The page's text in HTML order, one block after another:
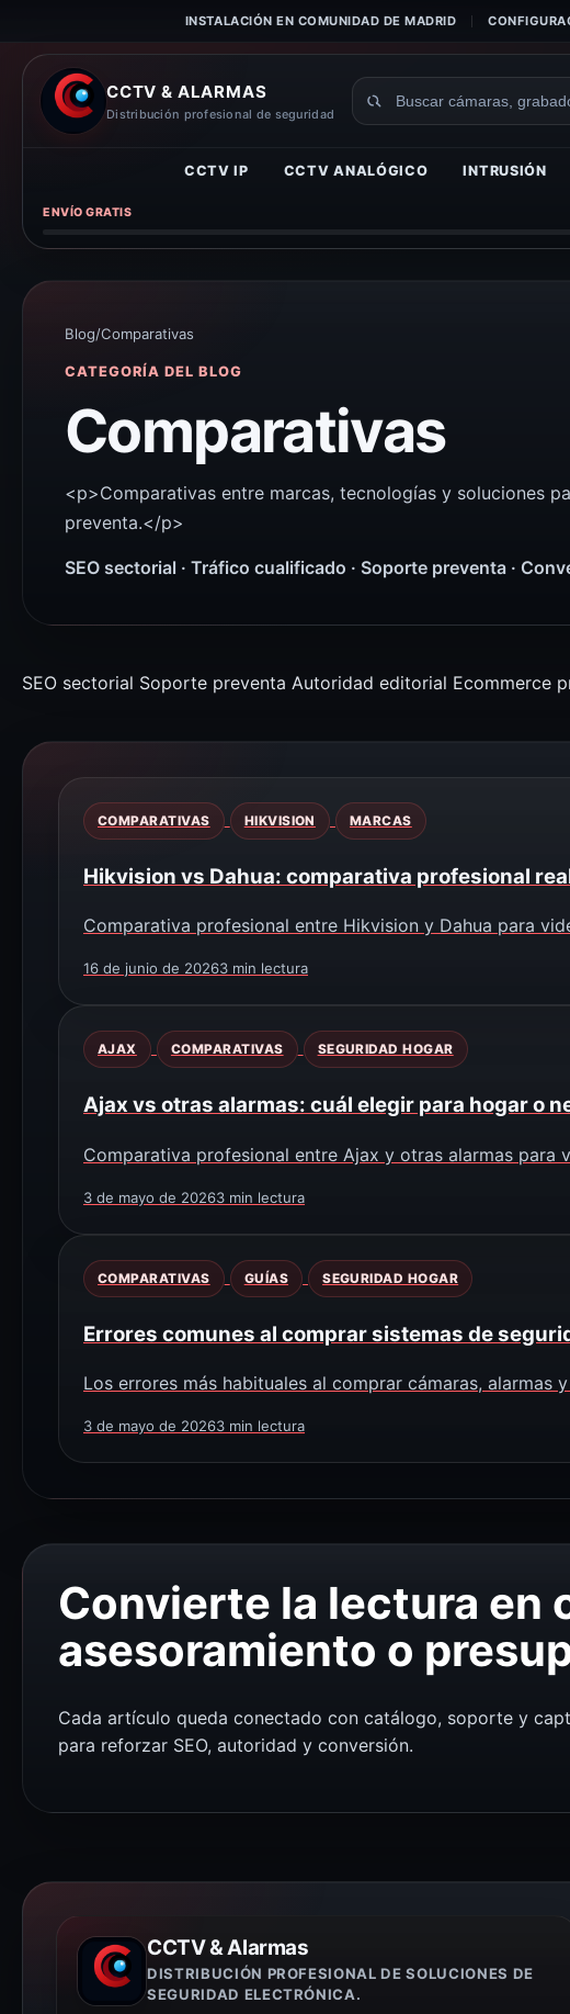
INSTALACIÓN EN COMUNIDAD DE MADRID
CCTV & ALARMAS
Distribución profesional de seguridad
Buscar
CCTV IP CCTV ANALÓGICO INTRUSIÓN
ENVÍO GRATIS
Blog/Comparativas
CATEGORÍA DEL BLOG
Comparativas
<p>Comparativas entre marcas, tecnologías y soluciones
preventa.</p>
SEO sectorial · Tráfico cualificado · Soporte preventa ·
SEO sectorial Soporte preventa Autoridad editorial Ecommerce
COMPARATIVAS HIKVISION MARCAS
Hikvision vs Dahua: comparativa profesional
Comparativa profesional entre Hikvision y Dahua para
16 de junio de 20263 min lectura
AJAX COMPARATIVAS SEGURIDAD HOGAR
Ajax vs otras alarmas: cuál elegir para hogar o
Comparativa profesional entre Ajax y otras alarmas
3 de mayo de 20263 min lectura
COMPARATIVAS GUÍAS SEGURIDAD HOGAR
Errores comunes al comprar sistemas de
Los errores más habituales al comprar cámaras,
3 de mayo de 20263 min lectura
Convierte la lectura en
asesoramiento o
Cada artículo queda conectado con catálogo, soporte y
para reforzar SEO, autoridad y conversión.
CCTV & Alarmas
DISTRIBUCIÓN PROFESIONAL DE SOLUCIONES DE
SEGURIDAD ELECTRÓNICA.